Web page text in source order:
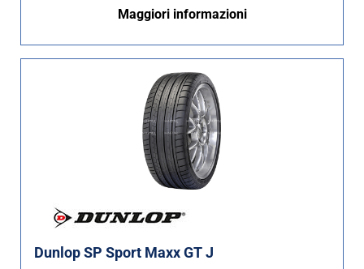
Maggiori informazioni
Dunlop SP Sport Maxx GT J